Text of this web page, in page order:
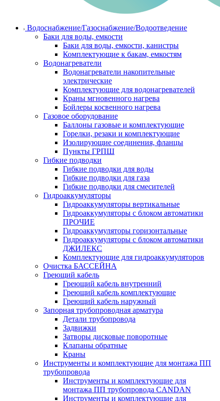
Водоснабжение/Газоснабжение/Водоотведение
Баки для воды, емкости
Баки для воды, емкости, канистры
Комплектующие к бакам, емкостям
Водонагреватели
Водонагреватели накопительные
электрические
Комплектующие для водонагревателей
Краны мгновенного нагрева
Бойлеры косвенного нагрева
Газовое оборудование
Баллоны газовые и комплектующие
Горелки, резаки и комплектующие
Изолирующие соединения, фланцы
Пункты ГРПШ
Гибкие подводки
Гибкие подводки для воды
Гибкие подводки для газа
Гибкие подводки для смесителей
Гидроаккумуляторы
Гидроаккумуляторы вертикальные
Гидроаккумуляторы с блоком автоматики
ПРОЧИЕ
Гидроаккумуляторы горизонтальные
Гидроаккумуляторы с блоком автоматики
ДЖИЛЕКС
Комплектующие для гидроаккумуляторов
Очистка БАССЕЙНА
Греющий кабель
Греющий кабель внутренний
Греющий кабель комплектующие
Греющий кабель наружный
Запорная трубопроводная арматура
Детали трубопровода
Задвижки
Затворы дисковые поворотные
Клапаны обратные
Краны
Инструменты и комплектующие для монтажа ПП
трубопровода
Инструменты и комплектующие для
монтажа ПП трубопровода CANDAN
Инструменты и комплектующие для